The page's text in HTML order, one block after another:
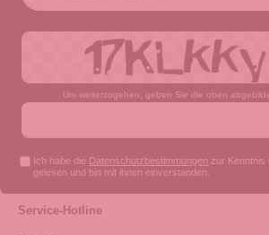
Um weiterzugehen, geben Sie die oben
Ich habe die Datenschutzbestimmungen zur Kenntnis
gelesen und bin mit ihnen einverstanden.
Service-Hotline